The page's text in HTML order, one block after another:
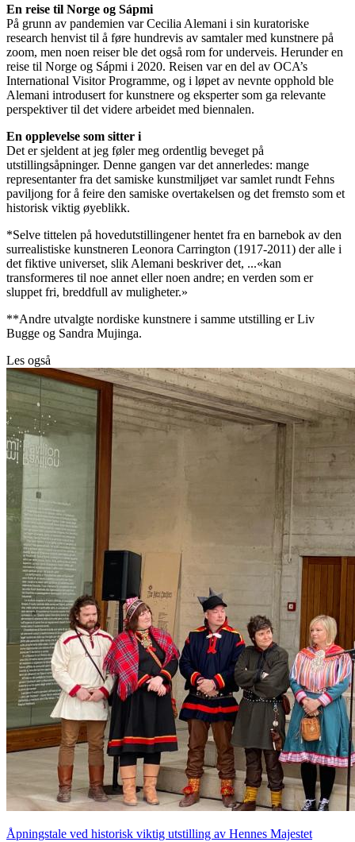
En reise til Norge og Sápmi
På grunn av pandemien var Cecilia Alemani i sin kuratoriske
research henvist til å føre hundrevis av samtaler med kunstnere på
zoom, men noen reiser ble det også rom for underveis. Herunder en
reise til Norge og Sápmi i 2020. Reisen var en del av OCA’s
International Visitor Programme, og i løpet av nevnte opphold ble
Alemani introdusert for kunstnere og eksperter som ga relevante
perspektiver til det videre arbeidet med biennalen.
En opplevelse som sitter i
Det er sjeldent at jeg føler meg ordentlig beveget på
utstillingsåpninger. Denne gangen var det annerledes: mange
representanter fra det samiske kunstmiljøet var samlet rundt Fehns
paviljong for å feire den samiske overtakelsen og det fremsto som et
historisk viktig øyeblikk.
*Selve tittelen på hovedutstillingener hentet fra en barnebok av den
surrealistiske kunstneren Leonora Carrington (1917-2011) der alle i
det fiktive universet, slik Alemani beskriver det, ...«kan
transformeres til noe annet eller noen andre; en verden som er
sluppet fri, breddfull av muligheter.»
**Andre utvalgte nordiske kunstnere i samme utstilling er Liv
Bugge og Sandra Mujinga.
Les også
Åpningstale ved historisk viktig utstilling av Hennes Majestet